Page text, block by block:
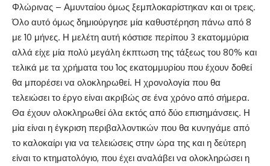
Φλώρινας – Αμυνταίου όμως ξεμπλοκαρίστηκαν και οι τρεις.
Όλο αυτό όμως δημιούργησε μία καθυστέρηση πάνω από 8
με 10 μήνες. Η μελέτη αυτή κόστισε περίπου 3 εκατομμύρια
αλλά είχε μία πολύ μεγάλη έκπτωση της τάξεως του 80% και
τελικά με τα χρήματα του 1ος εκατομμυρίου που έχουν δοθεί
θα μπορέσει να ολοκληρωθεί. Η χρονολογία που θα
τελειώσει το έργο είναι ακριβώς σε ένα χρόνο από σήμερα.
Θα έχουν ολοκληρωθεί όλα εκτός από δύο επισημάνσεις. Η
μία είναι η έγκριση περιβαλλοντικών που θα κυνηγάμε από
το καλοκαίρι για να τελειώσεις στην ώρα της και η δεύτερη
είναι το κτηματολόγιο, που έχει αναλάβει να ολοκληρώσει η